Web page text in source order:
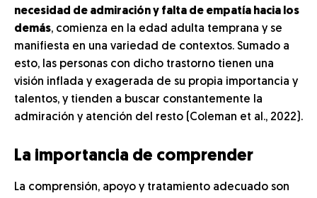
necesidad de admiración y falta de empatía hacia los
demás, comienza en la edad adulta temprana y se
manifiesta en una variedad de contextos. Sumado a
esto, las personas con dicho trastorno tienen una
visión inflada y exagerada de su propia importancia y
talentos, y tienden a buscar constantemente la
admiración y atención del resto (Coleman et al., 2022).
La importancia de comprender
La comprensión, apoyo y tratamiento adecuado son